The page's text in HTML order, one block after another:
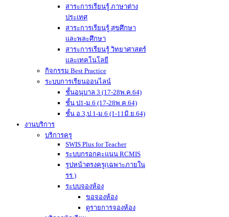
สาระการเรียนรู้ ภาษาต่าง
ประเทศ
สาระการเรียนรู้ สุขศึกษา
และพละศึกษา
สาระการเรียนรู้ วิทยาศาสตร์
และเทคโนโลยี
กิจกรรม Best Practice
ระบบการเรียนออนไลน์
ชั้นอนุบาล 3 (17-28พ.ค.64)
ชั้น ป1-ม.6 (17-28พ.ค.64)
ชั้น อ.3,ป.1-ม.6 (1-11มิ.ย.64)
งานบริการ
บริการครู
SWIS Plus for Teacher
ระบบกรอกคะแนน RCMIS
รูปหน้าตรงครู(เฉพาะภายใน
รร.)
ระบบจองห้อง
ขอจองห้อง
ดูรายการจองห้อง